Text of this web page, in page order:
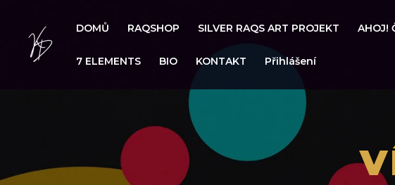
DOMŮ RAQSHOP SILVER RAQS ART PROJEKT AHOJ!
7 ELEMENTS BIO KONTAKT Přihlášení